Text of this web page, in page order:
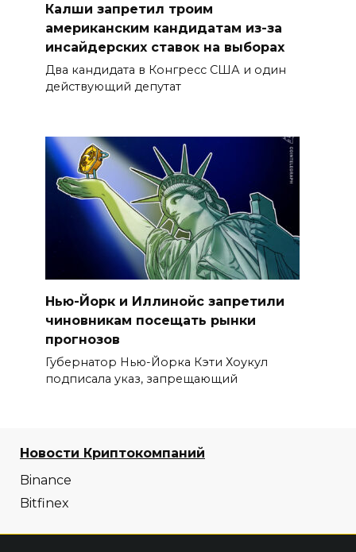
Калши запретил троим
американским кандидатам из-за
инсайдерских ставок на выборах
Два кандидата в Конгресс США и один
действующий депутат
Нью-Йорк и Иллинойс запретили
чиновникам посещать рынки
прогнозов
Губернатор Нью-Йорка Кэти Хоукул
подписала указ, запрещающий
Новости Криптокомпаний
Binance
Bitfinex